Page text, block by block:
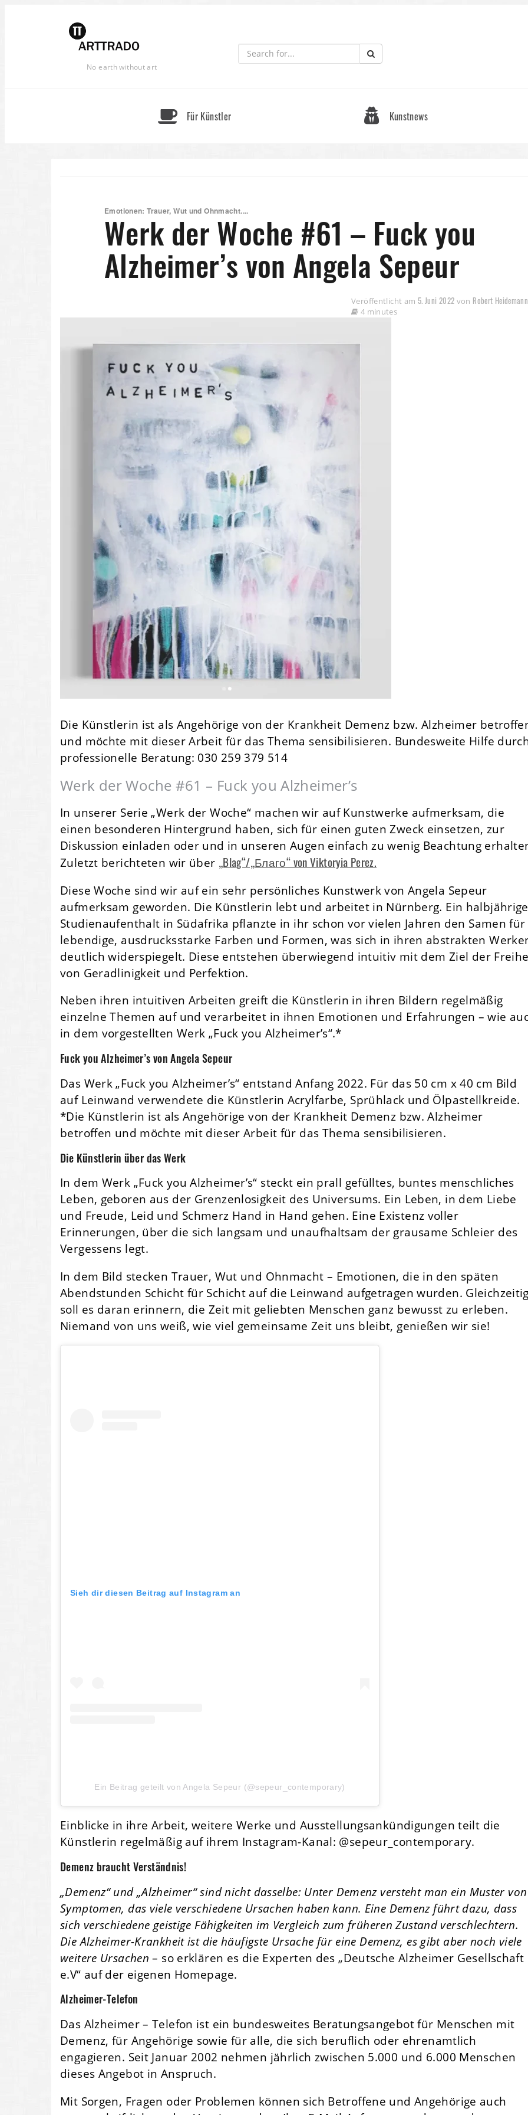
No earth without art
Für Künstler Kunstnews
Emotionen: Trauer, Wut und Ohnmacht....
Werk der Woche #61 – Fuck you
Alzheimer’s von Angela Sepeur
Veröffentlicht am 5. Juni 2022 von Robert Heidemann
4 minutes
Die Künstlerin ist als Angehörige von der Krankheit Demenz bzw. Alzheimer
und möchte mit dieser Arbeit für das Thema sensibilisieren. Bundesweite Hilfe
professionelle Beratung: 030 259 379 514
Werk der Woche #61 – Fuck you Alzheimer’s
In unserer Serie „Werk der Woche“ machen wir auf Kunstwerke aufmerksam, die
einen besonderen Hintergrund haben, sich für einen guten Zweck einsetzen, zur
Diskussion einladen oder und in unseren Augen einfach zu wenig Beachtung
Zuletzt berichteten wir über „Blag“/„Благо“ von Viktoryia Perez.
Diese Woche sind wir auf ein sehr persönliches Kunstwerk von Angela Sepeur
aufmerksam geworden. Die Künstlerin lebt und arbeitet in Nürnberg. Ein
Studienaufenthalt in Südafrika pflanzte in ihr schon vor vielen Jahren den Samen für
lebendige, ausdrucksstarke Farben und Formen, was sich in ihren abstrakten
deutlich widerspiegelt. Diese entstehen überwiegend intuitiv mit dem Ziel der
von Geradlinigkeit und Perfektion.
Neben ihren intuitiven Arbeiten greift die Künstlerin in ihren Bildern regelmäßig
einzelne Themen auf und verarbeitet in ihnen Emotionen und Erfahrungen – wie
in dem vorgestellten Werk „Fuck you Alzheimer’s“.*
Fuck you Alzheimer’s von Angela Sepeur
Das Werk „Fuck you Alzheimer’s“ entstand Anfang 2022. Für das 50 cm x 40 cm Bild
auf Leinwand verwendete die Künstlerin Acrylfarbe, Sprühlack und Ölpastellkreide.
*Die Künstlerin ist als Angehörige von der Krankheit Demenz bzw. Alzheimer
betroffen und möchte mit dieser Arbeit für das Thema sensibilisieren.
Die Künstlerin über das Werk
In dem Werk „Fuck you Alzheimer’s“ steckt ein prall gefülltes, buntes menschliches
Leben, geboren aus der Grenzenlosigkeit des Universums. Ein Leben, in dem Liebe
und Freude, Leid und Schmerz Hand in Hand gehen. Eine Existenz voller
Erinnerungen, über die sich langsam und unaufhaltsam der grausame Schleier des
Vergessens legt.
In dem Bild stecken Trauer, Wut und Ohnmacht – Emotionen, die in den späten
Abendstunden Schicht für Schicht auf die Leinwand aufgetragen wurden.
soll es daran erinnern, die Zeit mit geliebten Menschen ganz bewusst zu erleben.
Niemand von uns weiß, wie viel gemeinsame Zeit uns bleibt, genießen wir sie!
Sieh dir diesen Beitrag auf Instagram an
Ein Beitrag geteilt von Angela Sepeur (@sepeur_contemporary)
Einblicke in ihre Arbeit, weitere Werke und Ausstellungsankündigungen teilt die
Künstlerin regelmäßig auf ihrem Instagram-Kanal: @sepeur_contemporary.
Demenz braucht Verständnis!
„Demenz“ und „Alzheimer“ sind nicht dasselbe: Unter Demenz versteht man ein Muster von
Symptomen, das viele verschiedene Ursachen haben kann. Eine Demenz führt dazu, dass
sich verschiedene geistige Fähigkeiten im Vergleich zum früheren Zustand verschlechtern.
Die Alzheimer-Krankheit ist die häufigste Ursache für eine Demenz, es gibt aber noch viele
weitere Ursachen– so erklären es die Experten des „Deutsche Alzheimer Gesellschaft
e.V“ auf der eigenen Homepage.
Alzheimer-Telefon
Das Alzheimer – Telefon ist ein bundesweites Beratungsangebot für Menschen mit
Demenz, für Angehörige sowie für alle, die sich beruflich oder ehrenamtlich
engagieren. Seit Januar 2002 nehmen jährlich zwischen 5.000 und 6.000 Menschen
dieses Angebot in Anspruch.
Mit Sorgen, Fragen oder Problemen können sich Betroffene und Angehörige auch